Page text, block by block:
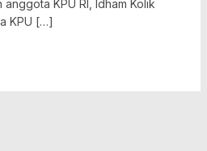
KPU RI, Idham Kolik
KPU […]